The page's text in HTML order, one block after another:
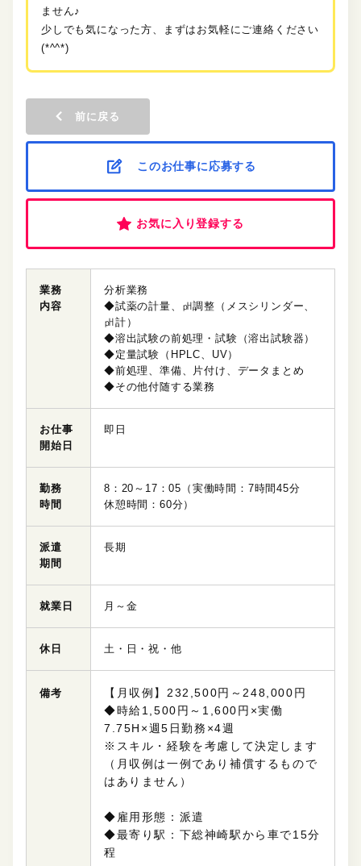
ません♪
少しでも気になった方、まずはお気軽にご連絡ください
(*^^*)
前に戻る
このお仕事に応募する
お気に入り登録する
業務
内容
分析業務
◆試薬の計量、㏗調整（メスシリンダー、
㏗計）
◆溶出試験の前処理・試験（溶出試験器）
◆定量試験（HPLC、UV）
◆前処理、準備、片付け、データまとめ
◆その他付随する業務
お仕事
開始日
即日
勤務
時間
8：20～17：05（実働時間：7時間45分
休憩時間：60分）
派遣
期間
長期
就業日 月～金
休日 土・日・祝・他
備考
【月収例】232,500円～248,000円
◆時給1,500円～1,600円×実働
7.75H×週5日勤務×4週
※スキル・経験を考慮して決定します
（月収例は一例であり補償するもので
はありません）
◆雇用形態：派遣
◆最寄り駅：下総神崎駅から車で15分
程